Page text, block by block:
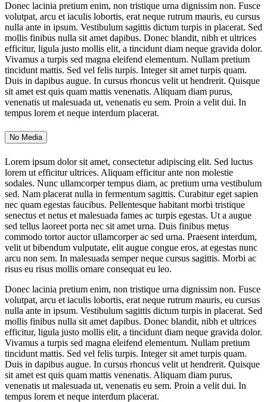
Donec lacinia pretium enim, non tristique urna dignissim non. Fusce
volutpat, arcu et iaculis lobortis, erat neque rutrum mauris, eu cursus
nulla ante in ipsum. Vestibulum sagittis dictum turpis in placerat. Sed
mollis finibus nulla sit amet dapibus. Donec blandit, nibh et ultrices
efficitur, ligula justo mollis elit, a tincidunt diam neque gravida dolor.
Vivamus a turpis sed magna eleifend elementum. Nullam pretium
tincidunt mattis. Sed vel felis turpis. Integer sit amet turpis quam.
Duis in dapibus augue. In cursus rhoncus velit ut hendrerit. Quisque
sit amet est quis quam mattis venenatis. Aliquam diam purus,
venenatis ut malesuada ut, venenatis eu sem. Proin a velit dui. In
tempus lorem et neque interdum placerat.
No Media
Lorem ipsum dolor sit amet, consectetur adipiscing elit. Sed luctus
lorem ut efficitur ultrices. Aliquam efficitur ante non molestie
sodales. Nunc ullamcorper tempus diam, ac pretium urna vestibulum
sed. Nam placerat nulla in fermentum sagittis. Curabitur eget sapien
nec quam egestas faucibus. Pellentesque habitant morbi tristique
senectus et netus et malesuada fames ac turpis egestas. Ut a augue
sed tellus laoreet porta nec sit amet urna. Duis finibus metus
commodo tortor auctor ullamcorper ac sed urna. Praesent interdum,
velit ut bibendum vulputate, elit augue congue eros, at egestas nunc
arcu non sem. In malesuada semper neque cursus sagittis. Morbi ac
risus eu risus mollis ornare consequat eu leo.
Donec lacinia pretium enim, non tristique urna dignissim non. Fusce
volutpat, arcu et iaculis lobortis, erat neque rutrum mauris, eu cursus
nulla ante in ipsum. Vestibulum sagittis dictum turpis in placerat. Sed
mollis finibus nulla sit amet dapibus. Donec blandit, nibh et ultrices
efficitur, ligula justo mollis elit, a tincidunt diam neque gravida dolor.
Vivamus a turpis sed magna eleifend elementum. Nullam pretium
tincidunt mattis. Sed vel felis turpis. Integer sit amet turpis quam.
Duis in dapibus augue. In cursus rhoncus velit ut hendrerit. Quisque
sit amet est quis quam mattis venenatis. Aliquam diam purus,
venenatis ut malesuada ut, venenatis eu sem. Proin a velit dui. In
tempus lorem et neque interdum placerat.